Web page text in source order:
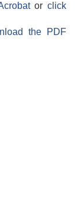
orclick
the PDF